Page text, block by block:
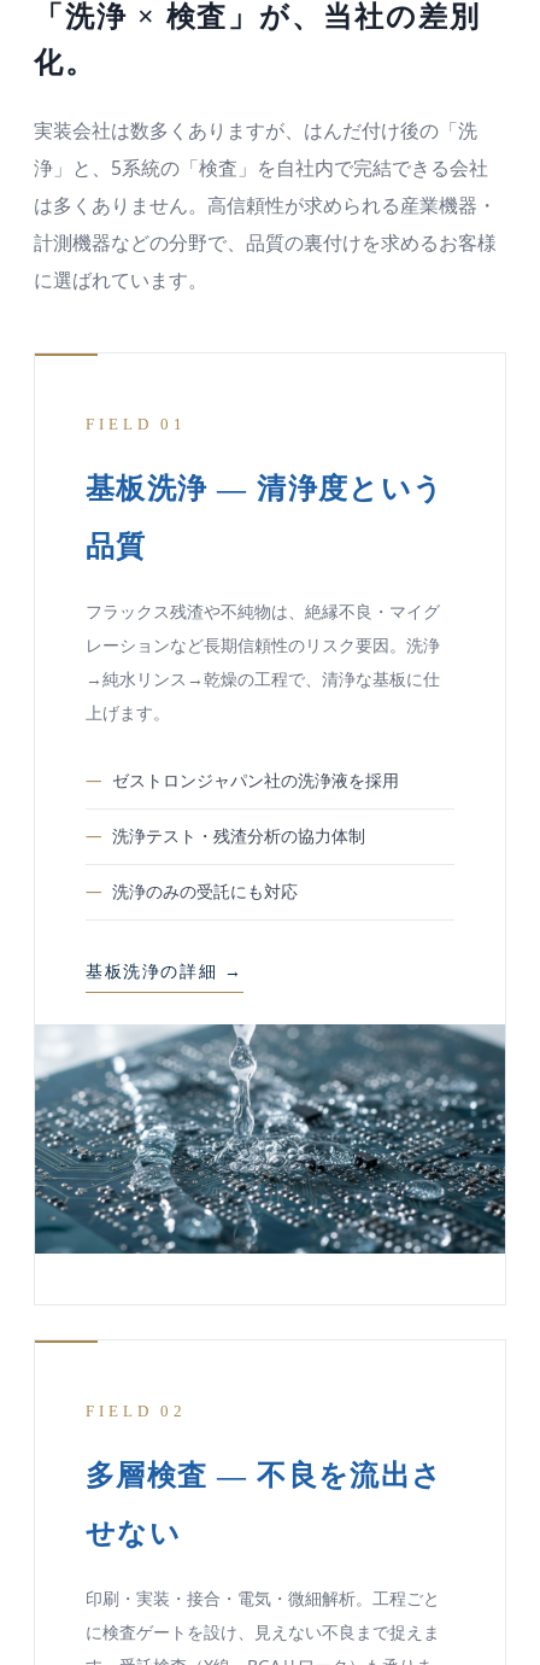
「洗浄 × 検査」が、当社の差別
化。
実装会社は数多くありますが、はんだ付け後の「洗
浄」と、5系統の「検査」を自社内で完結できる会社
は多くありません。高信頼性が求められる産業機器・
計測機器などの分野で、品質の裏付けを求めるお客様
に選ばれています。
FIELD 01
基板洗浄 — 清浄度という
品質
フラックス残渣や不純物は、絶縁不良・マイグ
レーションなど長期信頼性のリスク要因。洗浄
→純水リンス→乾燥の工程で、清浄な基板に仕
上げます。
ゼストロンジャパン社の洗浄液を採用
洗浄テスト・残渣分析の協力体制
洗浄のみの受託にも対応
基板洗浄の詳細 →
FIELD 02
多層検査 — 不良を流出さ
せない
印刷・実装・接合・電気・微細解析。工程ごと
に検査ゲートを設け、見えない不良まで捉えま